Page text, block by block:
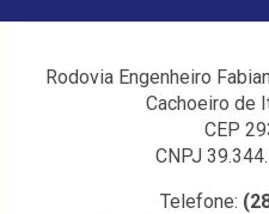
Rodovia Engenheiro
Cachoeiro de
CEP
CNPJ
Telefone: